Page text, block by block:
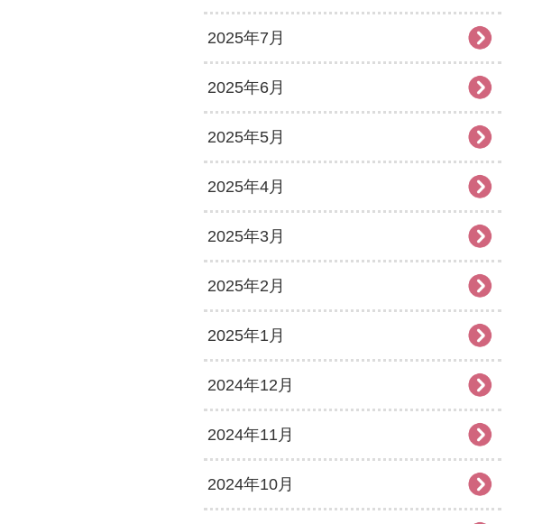
2025年7月
2025年6月
2025年5月
2025年4月
2025年3月
2025年2月
2025年1月
2024年12月
2024年11月
2024年10月